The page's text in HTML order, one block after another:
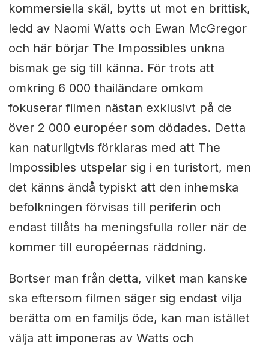
kommersiella skäl, bytts ut mot en brittisk,
ledd av Naomi Watts och Ewan McGregor
och här börjar The Impossibles unkna
bismak ge sig till känna. För trots att
omkring 6 000 thailändare omkom
fokuserar filmen nästan exklusivt på de
över 2 000 européer som dödades. Detta
kan naturligtvis förklaras med att The
Impossibles utspelar sig i en turistort, men
det känns ändå typiskt att den inhemska
befolkningen förvisas till periferin och
endast tillåts ha meningsfulla roller när de
kommer till européernas räddning.
Bortser man från detta, vilket man kanske
ska eftersom filmen säger sig endast vilja
berätta om en familjs öde, kan man istället
välja att imponeras av Watts och